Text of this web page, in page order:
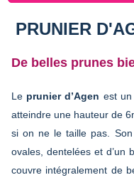
PRUNIER
De belles prunes
Le prunier d’Agen est
atteindre une hauteur de
si on ne le taille pas.
ovales, dentelées et d’un
couvre intégralement de